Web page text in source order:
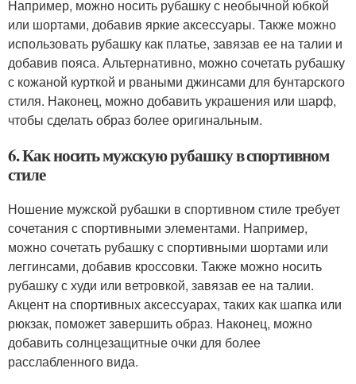
Например, можно носить рубашку с необычной юбкой
или шортами, добавив яркие аксессуары. Также можно
использовать рубашку как платье, завязав ее на талии и
добавив пояса. Альтернативно, можно сочетать рубашку
с кожаной курткой и рваными джинсами для бунтарского
стиля. Наконец, можно добавить украшения или шарф,
чтобы сделать образ более оригинальным.
6. Как носить мужскую рубашку в спортивном
стиле
Ношение мужской рубашки в спортивном стиле требует
сочетания с спортивными элементами. Например,
можно сочетать рубашку с спортивными шортами или
леггинсами, добавив кроссовки. Также можно носить
рубашку с худи или ветровкой, завязав ее на талии.
Акцент на спортивных аксессуарах, таких как шапка или
рюкзак, поможет завершить образ. Наконец, можно
добавить солнцезащитные очки для более
расслабленного вида.